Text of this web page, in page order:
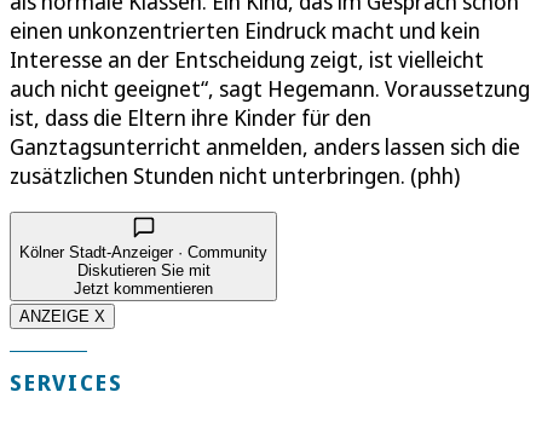
einen unkonzentrierten Eindruck macht und kein
Interesse an der Entscheidung zeigt, ist vielleicht
auch nicht geeignet“, sagt Hegemann. Voraussetzung
ist, dass die Eltern ihre Kinder für den
Ganztagsunterricht anmelden, anders lassen sich die
zusätzlichen Stunden nicht unterbringen. (phh)
Kölner Stadt-Anzeiger · Community
Diskutieren Sie mit
Jetzt kommentieren
ANZEIGE X
SERVICES